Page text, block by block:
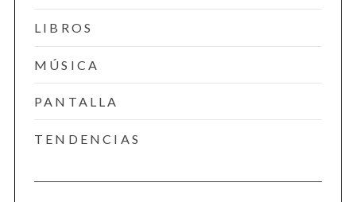
LIBROS
MÚSICA
PANTALLA
TENDENCIAS